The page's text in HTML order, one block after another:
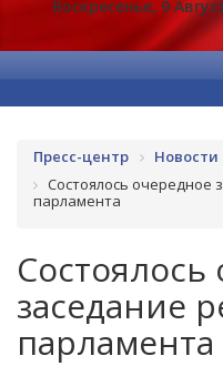
Воскресенье, 9
Пресс-центр
Новости
Состоялось очередное
парламента
заседание
парламента